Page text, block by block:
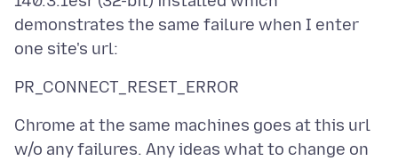
demonstrates the same failure when I enter
Chrome at the same machines goes at this url
w/o any failures. Any ideas what to change on